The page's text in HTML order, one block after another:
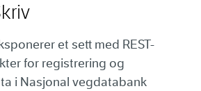
et sett med REST-
for registrering og
i Nasjonal vegdatabank